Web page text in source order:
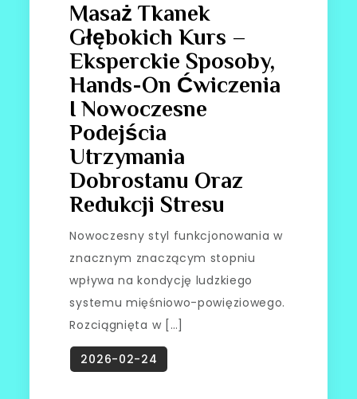
Masaż Tkanek
Głębokich Kurs –
Eksperckie Sposoby,
Hands-On Ćwiczenia
I Nowoczesne
Podejścia
Utrzymania
Dobrostanu Oraz
Redukcji Stresu
Nowoczesny styl funkcjonowania w
znacznym znaczącym stopniu
wpływa na kondycję ludzkiego
systemu mięśniowo-powięziowego.
Rozciągnięta w […]